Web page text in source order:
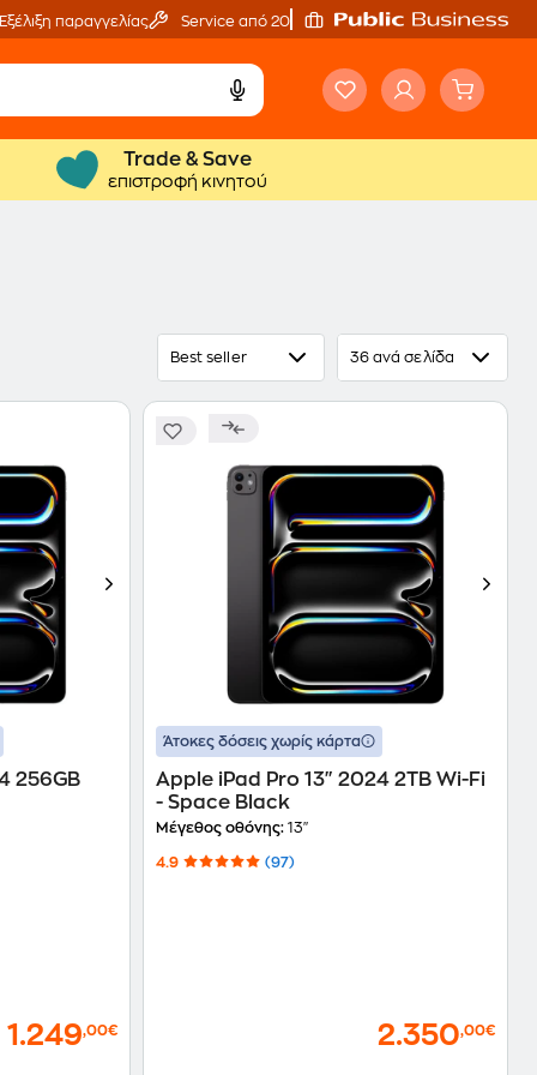
Εξέλιξη παραγγελίας Service από 20'
Trade & Save
επιστροφή κινητού
Best seller 36 ανά σελίδα
256GB
1.249,00€
Άτοκες δόσεις χωρίς κάρτα
Apple iPad Pro 13" 2024 2TB Wi-Fi
- Space Black
Μέγεθος οθόνης:13"
4.9 (97)
2.350,00€